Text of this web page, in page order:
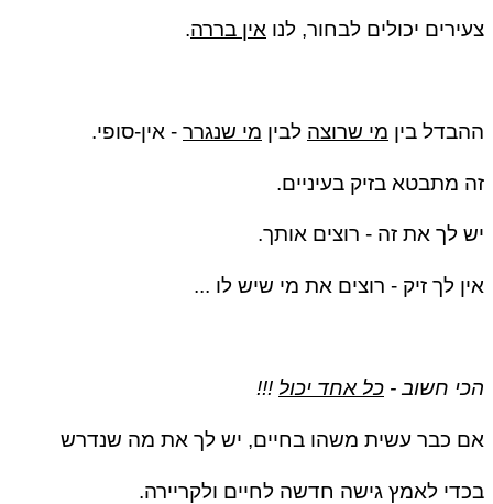
יכולים לבחור, לנואין בררה.
ביןמי שרוצהלביןמי שנגרר- אין-סופי.
מתבטא בזיק בעיניים.
לך את זה - רוצים אותך.
לך זיק - רוצים את מי שיש לו ...
חשוב -כל אחד יכול!!!
כבר עשית משהו בחיים, יש לך את מה שנדרש
לאמץ גישה חדשה לחיים ולקריירה.